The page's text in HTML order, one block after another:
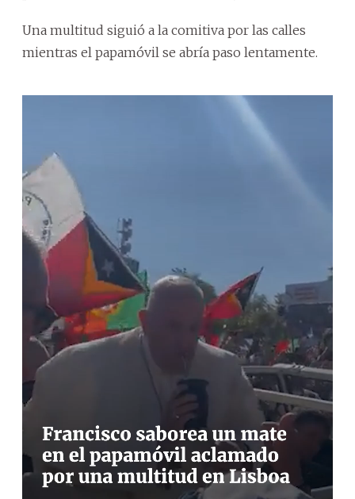
Una multitud siguió a la comitiva por las calles
mientras el papamóvil se abría paso lentamente.